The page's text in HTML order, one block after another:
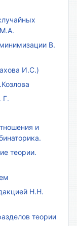
В.
И.С.)
Г.
и
теории.
Н.Н.
теории